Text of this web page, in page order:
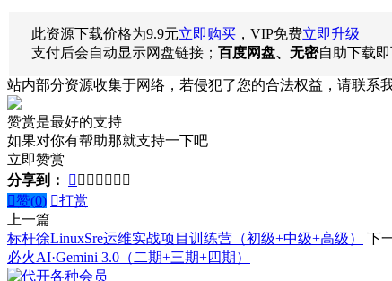
此资源下载价格为9.9元立即购买 ，VIP免费立即升级
支付后会自动显示网盘链接； 百度网盘、无密自助下载
站内部分资源收集于网络，若侵犯了您的合法权益，请联系
赞赏是最好的支持
如果对你有帮助那就支持一下吧
立即赞赏
分享到：
      
赞(0) 打赏
上一篇
标杆徐LinuxSre运维实战项目训练营（初级+中级+高级）
下
必火AI·Gemini 3.0（二期+三期+四期）